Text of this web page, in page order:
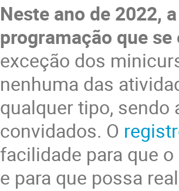
Neste ano de 2022,
programação que
exceção dos
nenhuma das
qualquer tipo, sendo
convidados. O
facilidade para que
e para que possa